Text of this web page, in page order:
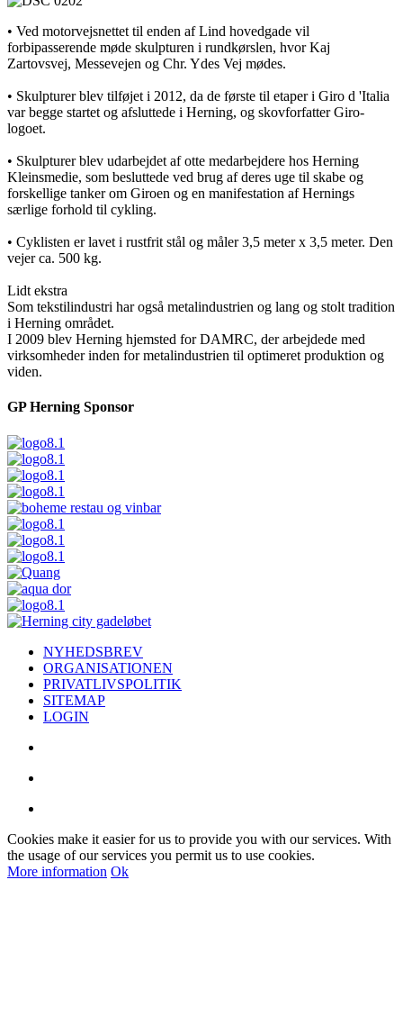
• Ved motorvejsnettet til enden af ​​Lind hovedgade vil
forbipasserende møde skulpturen i rundkørslen, hvor Kaj
Zartovsvej, Messevejen og Chr. Ydes Vej mødes.
• Skulpturer blev tilføjet i 2012, da de første til etaper i Giro d 'Italia
var begge startet og afsluttede i Herning, og skovforfatter Giro-
logoet.
• Skulpturer blev udarbejdet af otte medarbejdere hos Herning
Kleinsmedie, som besluttede ved brug af deres uge til skabe og
forskellige tanker om Giroen og en manifestation af Hernings
særlige forhold til cykling.
• Cyklisten er lavet i rustfrit stål og måler 3,5 meter x 3,5 meter. Den
vejer ca. 500 kg.
Lidt ekstra
Som tekstilindustri har også metalindustrien og lang og stolt tradition
i Herning området.
I 2009 blev Herning hjemsted for DAMRC, der arbejdede med
virksomheder inden for metalindustrien til optimeret produktion og
viden.
GP Herning Sponsor
NYHEDSBREV
ORGANISATIONEN
PRIVATLIVSPOLITIK
SITEMAP
LOGIN
Cookies make it easier for us to provide you with our services. With
the usage of our services you permit us to use cookies.
More information Ok